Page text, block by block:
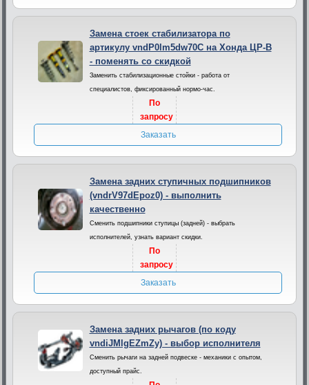
Замена стоек стабилизатора по
артикулу vndP0lm5dw70C на Хонда ЦР-В
- поменять со скидкой
Заменить стабилизационные стойки - работа от
специалистов, фиксированный нормо-час.
По
запросу
Заказать
Замена задних ступичных подшипников
(vndrV97dEpoz0) - выполнить
качественно
Сменить подшипники ступицы (задней) - выбрать
исполнителей, узнать вариант скидки.
По
запросу
Заказать
Замена задних рычагов (по коду
vndiJMlgEZmZy) - выбор исполнителя
Сменить рычаги на задней подвеске - механики с опытом,
доступный прайс.